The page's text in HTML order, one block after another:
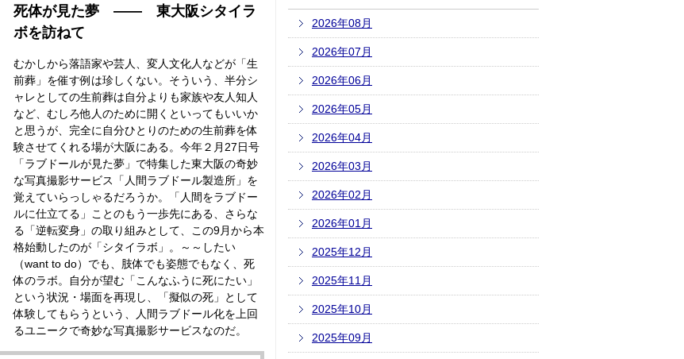
死体が見た夢 ―― 東大阪シタイラ
ボを訪ねて
むかしから落語家や芸人、変人文化人などが「生
前葬」を催す例は珍しくない。そういう、半分シ
ャレとしての生前葬は自分よりも家族や友人知人
など、むしろ他人のために開くといってもいいか
と思うが、完全に自分ひとりのための生前葬を体
験させてくれる場が大阪にある。今年２月27日号
「ラブドールが見た夢」で特集した東大阪の奇妙
な写真撮影サービス「人間ラブドール製造所」を
覚えていらっしゃるだろうか。「人間をラブドー
ルに仕立てる」ことのもう一歩先にある、さらな
る「逆転変身」の取り組みとして、この9月から本
格始動したのが「シタイラボ」。～～したい
（want to do）でも、肢体でも姿態でもなく、死
体のラボ。自分が望む「こんなふうに死にたい」
という状況・場面を再現し、「擬似の死」として
体験してもらうという、人間ラブドール化を上回
るユニークで奇妙な写真撮影サービスなのだ。
2026年08月
2026年07月
2026年06月
2026年05月
2026年04月
2026年03月
2026年02月
2026年01月
2025年12月
2025年11月
2025年10月
2025年09月